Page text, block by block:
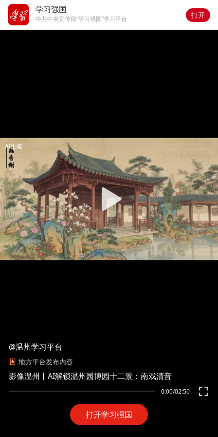
学习强国
中共中央宣传部“学习强国”学习平台 打开
打开学习强国
0:00/02:50
@温州学习平台
地方平台发布内容
影像温州丨AI解锁温州园博园十二景：南戏清音